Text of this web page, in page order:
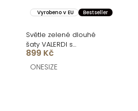
Vyrobeno v EU Bestseller
Světle zelené dlouhé
šaty VALERDI s
variabilním vázáním a
rozparkem
899 Kč
ONESIZE